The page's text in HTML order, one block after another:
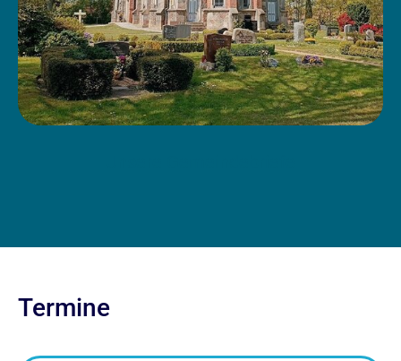
Termine